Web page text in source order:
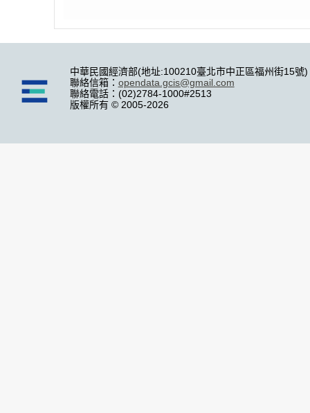
中華民國經濟部(地址:100210臺北市中正區福州街15號)
聯絡信箱： opendata.gcis@gmail.com
聯絡電話：(02)2784-1000#2513
版權所有 © 2005-2026